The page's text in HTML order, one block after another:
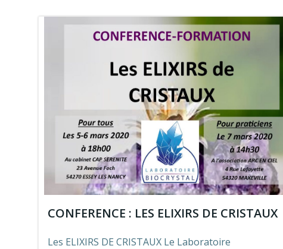
CONFERENCE : LES ELIXIRS DE CRISTAUX
Les ELIXIRS DE CRISTAUX Le Laboratoire